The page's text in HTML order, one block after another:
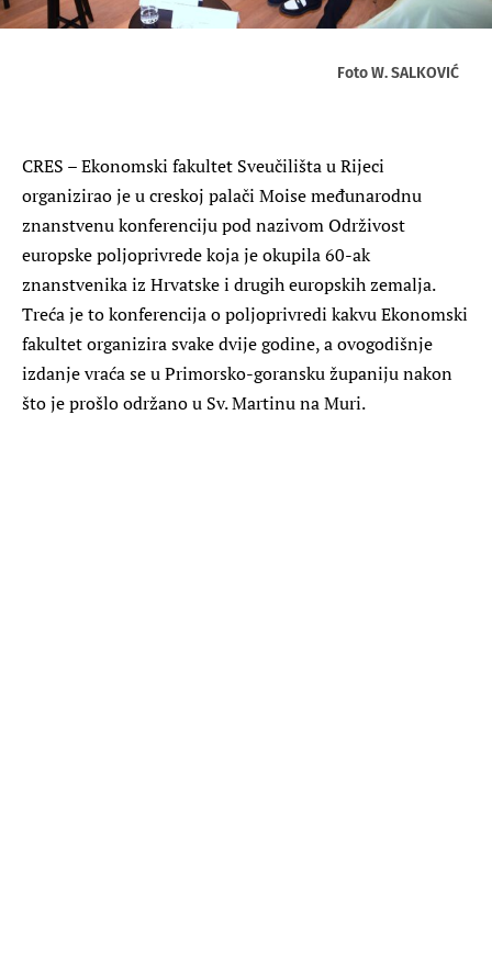
Foto W. SALKOVIĆ
CRES – Ekonomski fakultet Sveučilišta u Rijeci
organizirao je u creskoj palači Moise međunarodnu
znanstvenu konferenciju pod nazivom Održivost
europske poljoprivrede koja je okupila 60-ak
znanstvenika iz Hrvatske i drugih europskih zemalja.
Treća je to konferencija o poljoprivredi kakvu Ekonomski
fakultet organizira svake dvije godine, a ovogodišnje
izdanje vraća se u Primorsko-goransku županiju nakon
što je prošlo održano u Sv. Martinu na Muri.